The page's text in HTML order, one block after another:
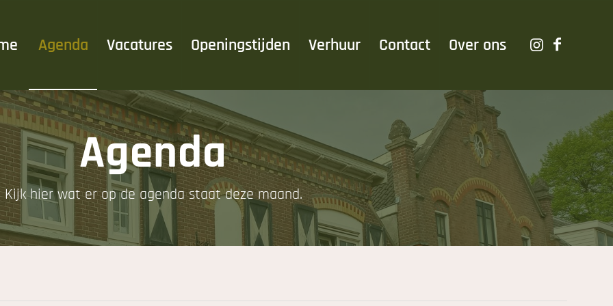
Agenda Vacatures Openingstijden Verhuur Contact Over ons
Agenda
Kijk hier wat er op de agenda staat deze maand.